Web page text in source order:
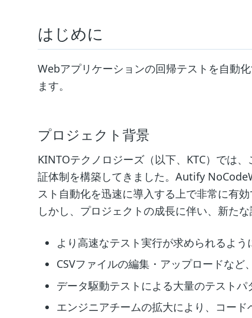
はじめに
Webアプリケーションの回帰テストを自動
ます。
プロジェクト背景
KINTOテクノロジーズ（以下、KTC）では
証体制を構築してきました。Autify
スト自動化を迅速に導入する上で非常に有
しかし、プロジェクトの成長に伴い、新た
より高速なテスト実行が求められるよう
CSVファイルの編集・アップロードな
データ駆動テストによる大量のテスト
エンジニアチームの拡大により、コー